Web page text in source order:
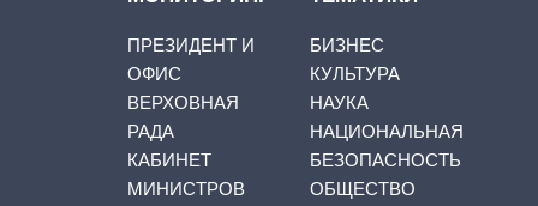
ПРЕЗИДЕНТ И
ОФИС
ВЕРХОВНАЯ
РАДА
КАБИНЕТ
МИНИСТРОВ
БИЗНЕС
КУЛЬТУРА
НАУКА
НАЦИОНАЛЬНАЯ
БЕЗОПАСНОСТЬ
ОБЩЕСТВО